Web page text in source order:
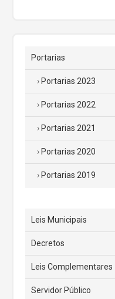
Portarias
Portarias 2023
Portarias 2022
Portarias 2021
Portarias 2020
Portarias 2019
Leis Municipais
Decretos
Leis Complementares
Servidor Público